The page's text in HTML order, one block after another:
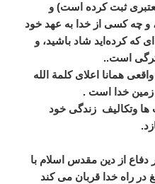
ثبت کرده است) و
و چه کسی از خدا به عهد خود
که کرده‌اید شاد باشید، و
است..
همانا اعلای کلمة الله
زمین خدا است .
وتکالیف زندگی خود
از دین مقدس اسلام با
راه خدا قربان می کند